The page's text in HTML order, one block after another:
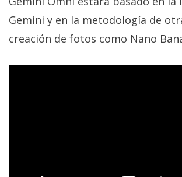
digital donde
encontrarás
todas las
noticias sobre
Gemini y en la metodología de
creación de fotos como Nano